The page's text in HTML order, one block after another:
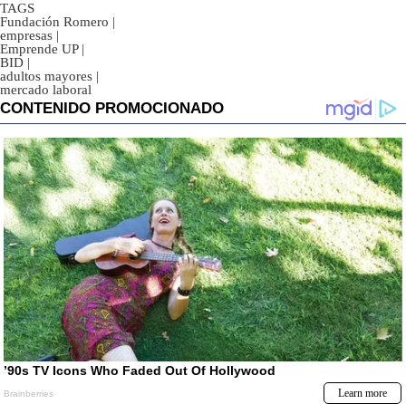
TAGS
Fundación Romero |
empresas |
Emprende UP |
BID |
adultos mayores |
mercado laboral